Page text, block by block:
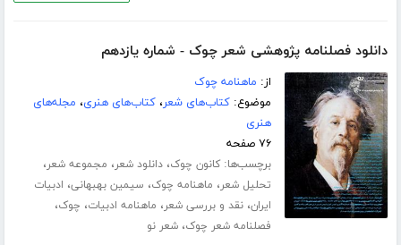
دانلود فصلنامه پژوهشی شعر چوک - شماره یازدهم
از: ماهنامه چوک
موضوع:کتاب‌های شعر،کتاب‌های هنری، مجله‌های
هنری
۷۶ صفحه
برچسب‌ها:کانون چوک،دانلود شعر، مجموعه شعر،
تحلیل شعر، ماهنامه چوک، سیمین بهبهانی، ادبیات
ایران،نقد و بررسی شعر، ماهنامه ادبیات، چوک،
فصلنامه شعر چوک،شعر نو